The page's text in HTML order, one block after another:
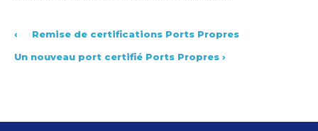
‹
Remise de certifications Ports Propres
Un nouveau port certifié Ports Propres ›